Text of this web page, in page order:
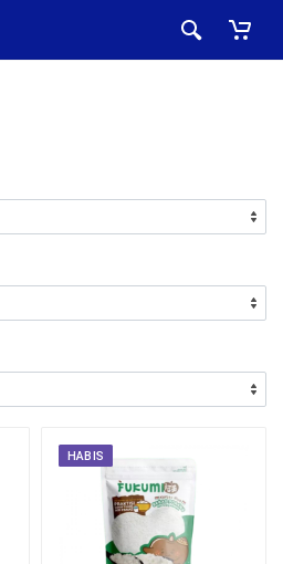
HABIS